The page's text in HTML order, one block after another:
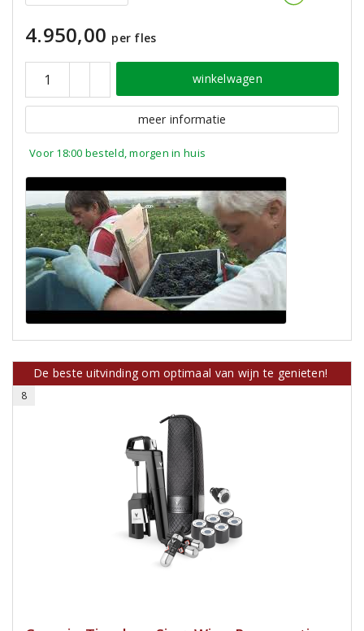
4.950,00 per fles
winkelwagen
meer informatie
Voor 18:00 besteld, morgen in huis
De beste uitvinding om optimaal van wijn te genieten!
8